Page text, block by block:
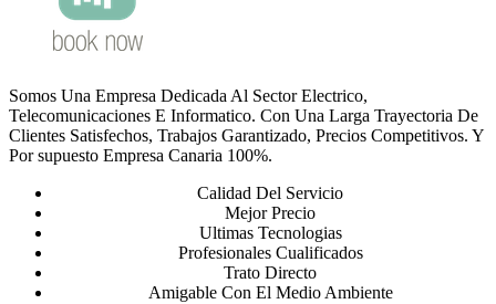
Somos Una Empresa Dedicada Al Sector Electrico,
Telecomunicaciones E Informatico. Con Una Larga Trayectoria De
Clientes Satisfechos, Trabajos Garantizado, Precios Competitivos. Y
Por supuesto Empresa Canaria 100%.
Calidad Del Servicio
Mejor Precio
Ultimas Tecnologias
Profesionales Cualificados
Trato Directo
Amigable Con El Medio Ambiente